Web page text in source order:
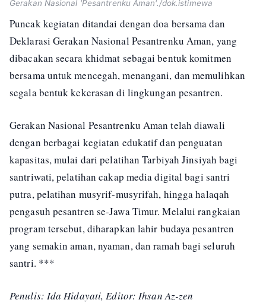
Gerakan Nasional 'Pesantrenku Aman'./dok.istimewa
Puncak kegiatan ditandai dengan doa bersama dan
Deklarasi Gerakan Nasional Pesantrenku Aman, yang
dibacakan secara khidmat sebagai bentuk komitmen
bersama untuk mencegah, menangani, dan memulihkan
segala bentuk kekerasan di lingkungan pesantren.
Gerakan Nasional Pesantrenku Aman telah diawali
dengan berbagai kegiatan edukatif dan penguatan
kapasitas, mulai dari pelatihan Tarbiyah Jinsiyah bagi
santriwati, pelatihan cakap media digital bagi santri
putra, pelatihan musyrif-musyrifah, hingga halaqah
pengasuh pesantren se-Jawa Timur. Melalui rangkaian
program tersebut, diharapkan lahir budaya pesantren
yang semakin aman, nyaman, dan ramah bagi seluruh
santri. ***
Penulis: Ida Hidayati, Editor: Ihsan Az-zen